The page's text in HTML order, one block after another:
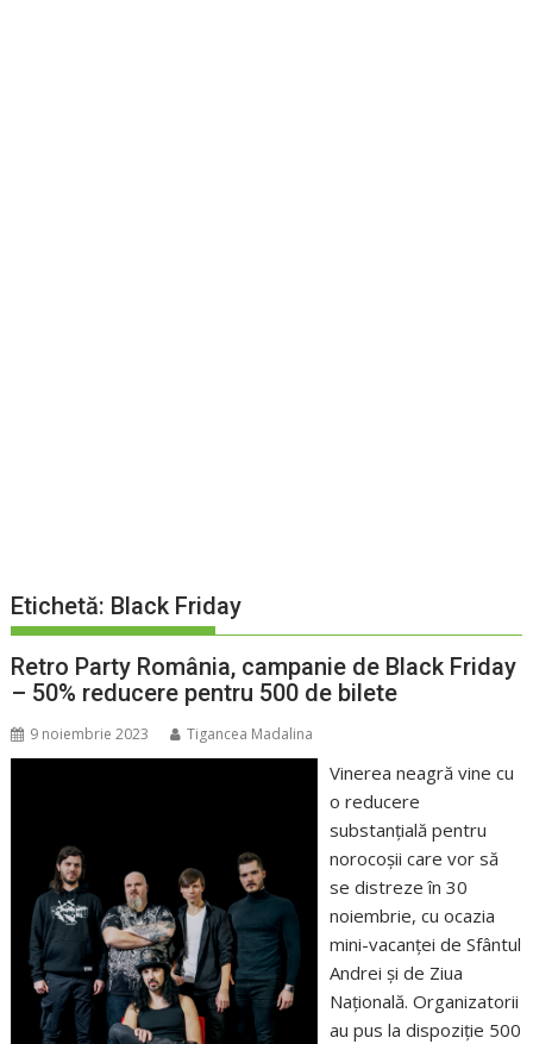
Etichetă: Black Friday
Retro Party România, campanie de Black Friday
– 50% reducere pentru 500 de bilete
9 noiembrie 2023 Tigancea Madalina
Vinerea neagră vine cu
o reducere
substanțială pentru
norocoșii care vor să
se distreze în 30
noiembrie, cu ocazia
mini-vacanței de Sfântul
Andrei și de Ziua
Națională. Organizatorii
au pus la dispoziție 500